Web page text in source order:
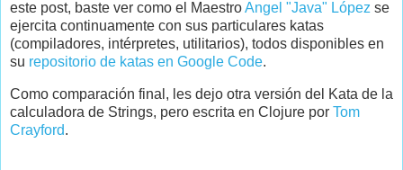
este post, baste ver como el MaestroAngel "Java" López se
ejercita continuamente con sus particulares katas
(compiladores, intérpretes, utilitarios), todos disponibles en
su repositorio de katas en Google Code.
Como comparación final, les dejo otra versión del Kata de la
calculadora de Strings, pero escrita en Clojure por Tom
Crayford.